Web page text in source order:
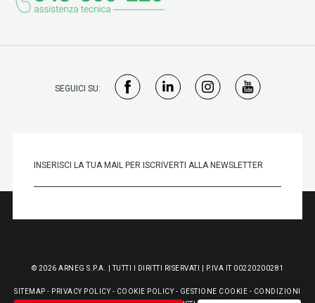
SEGUICI SU:
© 2026 ARNEG S.P.A. | TUTTI I DIRITTI RISERVATI | P.IVA IT 00220200281
SITEMAP - PRIVACY POLICY- COOKIE POLICY- GESTIONE COOKIE - CONDIZIONI